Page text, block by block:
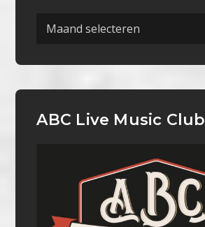
Archieven
ABC Live Music Club